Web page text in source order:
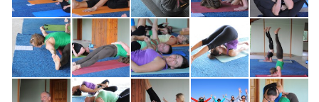
Йога терапия
Точка зрения
Контакты
English